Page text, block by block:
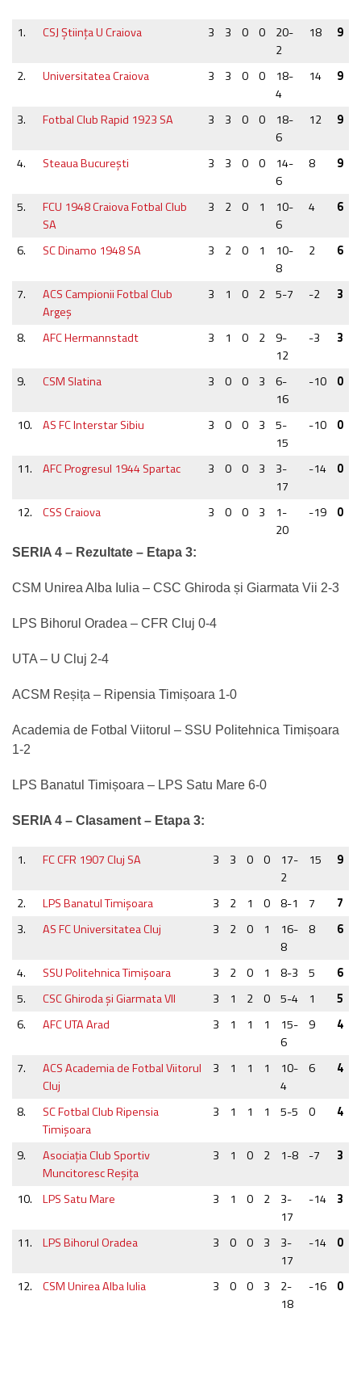
1. CSJ Ştiinţa U Craiova 3 3 0 0
20-
2
18 9
2. Universitatea Craiova 3 3 0 0
18-
4
14 9
3. Fotbal Club Rapid 1923 SA 3 3 0 0
18-
6
12 9
4. Steaua București 3 3 0 0
14-
6
8 9
5.
FCU 1948 Craiova Fotbal Club
SA
3 2 0 1
10-
6
4 6
6. SC Dinamo 1948 SA 3 2 0 1
10-
8
2 6
7.
ACS Campionii Fotbal Club
Argeş
3 1 0 2 5-7 -2 3
8. AFC Hermannstadt 3 1 0 2
9-
12
-3 3
9. CSM Slatina 3 0 0 3
6-
16
-10 0
10. AS FC Interstar Sibiu 3 0 0 3
5-
15
-10 0
11. AFC Progresul 1944 Spartac 3 0 0 3
3-
17
-14 0
12. CSS Craiova 3 0 0 3
1-
20
-19 0
SERIA 4 – Rezultate – Etapa 3:
CSM Unirea Alba Iulia – CSC Ghiroda și Giarmata Vii 2-3
LPS Bihorul Oradea – CFR Cluj 0-4
UTA – U Cluj 2-4
ACSM Reșița – Ripensia Timișoara 1-0
Academia de Fotbal Viitorul – SSU Politehnica Timișoara
1-2
LPS Banatul Timișoara – LPS Satu Mare 6-0
SERIA 4 – Clasament – Etapa 3:
1. FC CFR 1907 Cluj SA 3 3 0 0
17-
2
15 9
2. LPS Banatul Timişoara 3 2 1 0 8-1 7
7
3.
AS FC Universitatea Cluj 3 2 0 1
16-
8
8 6
4. SSU Politehnica Timișoara 3 2 0 1 8-3 5
6
5.
CSC Ghiroda și Giarmata VII 3 1 2 0 5-4 1
5
6.
AFC UTA Arad 3 1 1 1
15-
6
9 4
7.
ACS Academia de Fotbal Viitorul
Cluj
3 1 1 1
10-
4
6 4
8.
SC Fotbal Club Ripensia
Timișoara
3 1 1 1 5-5 0 4
9.
Asociația Club Sportiv
Muncitoresc Reşiţa
3 1 0 2 1-8 -7 3
10. LPS Satu Mare 3 1 0 2
3-
17
-14 3
11. LPS Bihorul Oradea 3 0 0 3
3-
17
-14 0
12. CSM Unirea Alba Iulia 3 0 0 3
2-
18
-16 0